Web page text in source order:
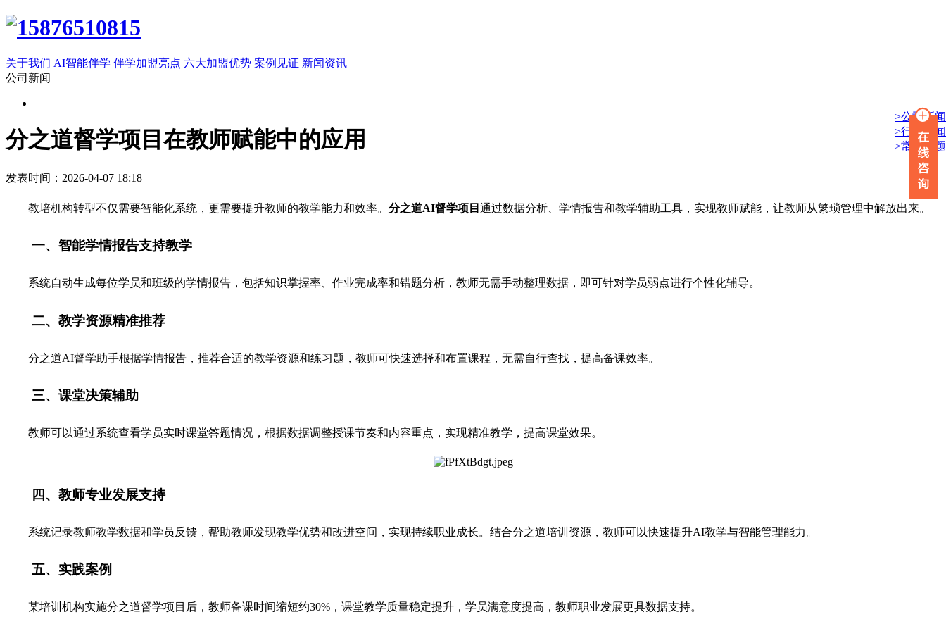
关于我们 AI智能伴学 伴学加盟亮点 六大加盟优势 案例见证 新闻资讯
公司新闻
>公司新闻
>行业新闻
>常见问题
分之道督学项目在教师赋能中的应用
发表时间：2026-04-07 18:18
教培机构转型不仅需要智能化系统，更需要提升教师的教学能力和效率。 分之道AI督学项目 通过数据分析、学情报告和教学辅助工具，实现教师赋能，让教师从繁琐管理中解放出来。
一、智能学情报告支持教学
系统自动生成每位学员和班级的学情报告，包括知识掌握率、作业完成率和错题分析，教师无需手动整理数据，即可针对学员弱点进行个性化辅导。
二、教学资源精准推荐
分之道AI督学助手根据学情报告，推荐合适的教学资源和练习题，教师可快速选择和布置课程，无需自行查找，提高备课效率。
三、课堂决策辅助
教师可以通过系统查看学员实时课堂答题情况，根据数据调整授课节奏和内容重点，实现精准教学，提高课堂效果。
四、教师专业发展支持
系统记录教师教学数据和学员反馈，帮助教师发现教学优势和改进空间，实现持续职业成长。结合分之道培训资源，教师可以快速提升AI教学与智能管理能力。
五、实践案例
某培训机构实施分之道督学项目后，教师备课时间缩短约30%，课堂教学质量稳定提升，学员满意度提高，教师职业发展更具数据支持。